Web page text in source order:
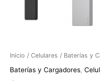
Inicio / Celulares / Baterías y
Baterías y Cargadores,